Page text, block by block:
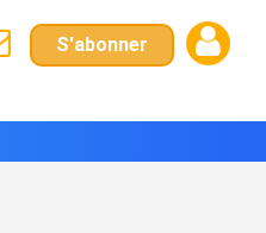
S'abonner